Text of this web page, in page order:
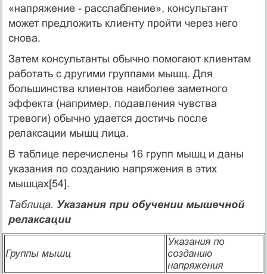
«напряжение - расслабление», консультант
может предложить клиен­ту пройти через него
снова.
Затем консультанты обычно помогают клиентам
работать с другими группами мышц. Для
большинства клиентов наиболее заметного
эффекта (например, подавления чувства
тревоги) обычно удается достичь после
релаксации мышц лица.
В таблице перечислены 16 групп мышц и даны
указания по созданию напряжения в этих
мышцах[54].
Таблица. Указания при обучении мышечной
релаксации
Группы мышц
Указания по
созданию
напряжения